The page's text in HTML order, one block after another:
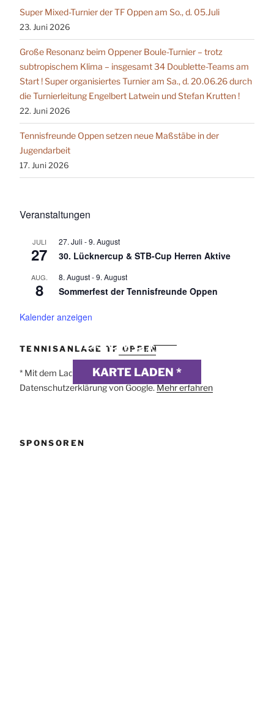
Super Mixed-Turnier der TF Oppen am So., d. 05.Juli
23. Juni 2026
Große Resonanz beim Oppener Boule-Turnier – trotz
subtropischem Klima – insgesamt 34 Doublette-Teams am
Start ! Super organisiertes Turnier am Sa., d. 20.06.26 durch
die Turnierleitung Engelbert Latwein und Stefan Krutten !
22. Juni 2026
Tennisfreunde Oppen setzen neue Maßstäbe in der
Jugendarbeit
17. Juni 2026
Veranstaltungen
JULI
27
27. Juli -9. August
30. Lücknercup & STB-Cup Herren Aktive
AUG.
8
8. August-9. August
Sommerfest der Tennisfreunde Oppen
Kalender anzeigen
TENNISANLAGE TF OPPEN
DSGVO MAP
KARTE LADEN *
webdesign
* Mit dem Laden der Karte akzeptierst du die
Datenschutzerklärung von Google. Mehr erfahren
SPONSOREN